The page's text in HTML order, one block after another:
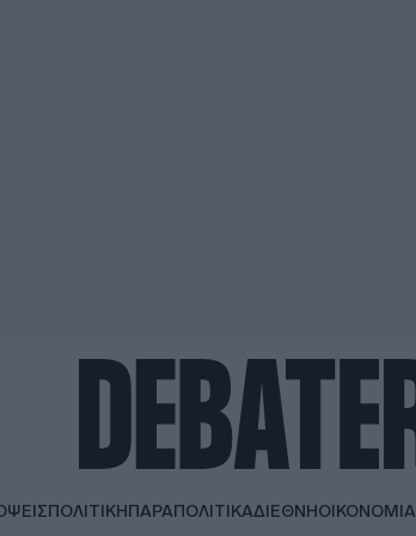
ΠΟΛΙΤΙΚΗΠΑΡΑΠΟΛΙΤΙΚΑΔΙΕΘΝΗΟΙΚΟΝΟΜΙΑ